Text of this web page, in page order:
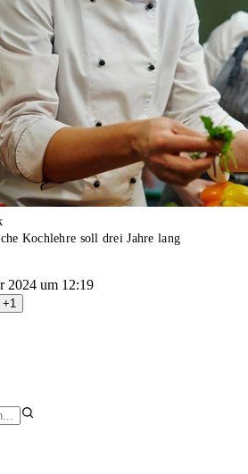
Kochlehre soll drei Jahre lang
2024 um 12:19
+1